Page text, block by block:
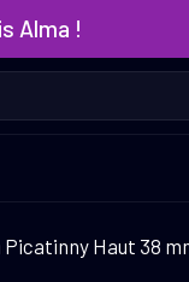
Alma !
Haut 38